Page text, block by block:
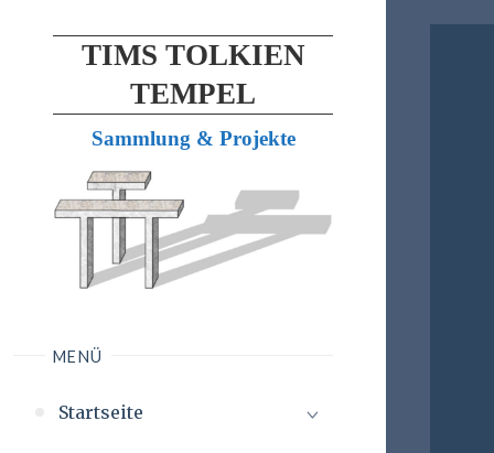
TIMS TOLKIEN
TEMPEL
Sammlung & Projekte
MENÜ
Startseite